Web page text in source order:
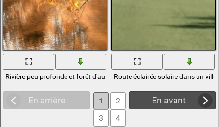
Rivière peu profonde et forêt d'automneRoute éclairée solaire dans un
En arrière En avant
1
2
3
4